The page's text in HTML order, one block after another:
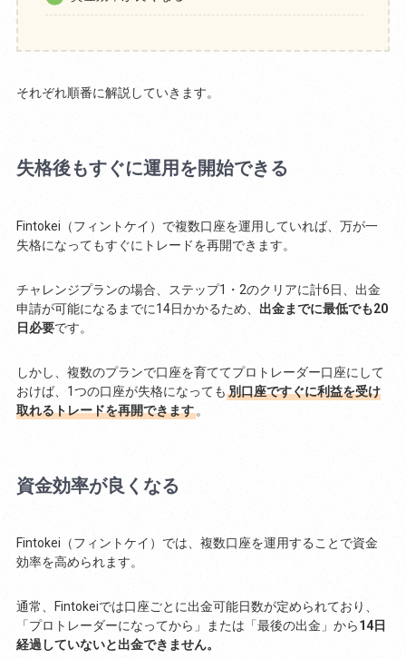
それぞれ順番に解説していきます。
失格後もすぐに運用を開始できる
Fintokei（フィントケイ）で複数口座を運用していれば、万が一
失格になってもすぐにトレードを再開できます。
チャレンジプランの場合、ステップ1・2のクリアに計6日、出金
申請が可能になるまでに14日かかるため、 出金までに最低でも20
日必要です。
しかし、複数のプランで口座を育ててプロトレーダー口座にして
おけば、1つの口座が失格になっても 別口座ですぐに利益を受け
取れるトレードを再開できます。
資金効率が良くなる
Fintokei（フィントケイ）では、複数口座を運用することで資金
効率を高められます。
通常、Fintokeiでは口座ごとに出金可能日数が定められており、
「プロトレーダーになってから」または「最後の出金」から14日
経過していないと出金できません。